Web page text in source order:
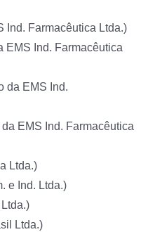
Ind. Farmacêutica Ltda.)
EMS Ind. Farmacêutica
da EMS Ind.
EMS Ind. Farmacêutica
Ltda.)
e Ind. Ltda.)
Ltda.)